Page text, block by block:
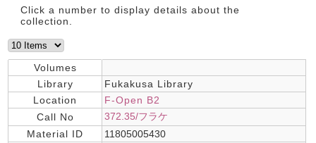
Click a number to display details about the
collection.
Volumes
Library
Fukakusa Library
Location
F-Open B2
Call No
372.35/フラケ
Material ID
11805005430